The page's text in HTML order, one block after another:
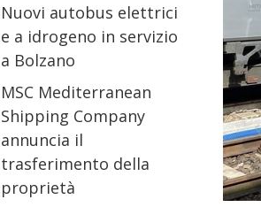
Nuovi autobus elettrici
e a idrogeno in servizio
a Bolzano
MSC Mediterranean
Shipping Company
annuncia il
trasferimento della
proprietà